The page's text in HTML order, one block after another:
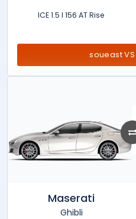
ICE 1.5 l 156 AT Rise
soueast
Maserati
Ghibli